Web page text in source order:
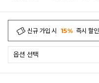
신규 가입 시 15% 즉시 할인